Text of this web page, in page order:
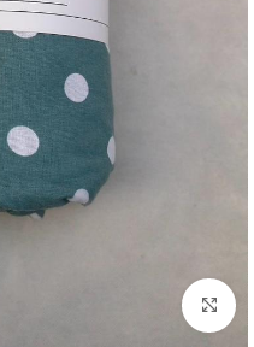
بزرگنمایی تصویر